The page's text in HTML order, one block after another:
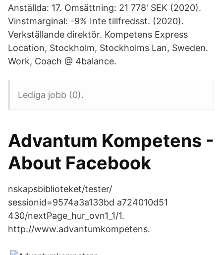
Anställda: 17. Omsättning: 21 778' SEK (2020).
Vinstmarginal: -9% Inte tillfredsst. (2020).
Verkställande direktör. Kompetens Express
Location, Stockholm, Stockholms Lan, Sweden.
Work, Coach @ 4balance.
Lediga jobb (0).
Advantum Kompetens -
About Facebook
nskapsbiblioteket/tester/
sessionid=9574a3a133bd a724010d51
430/nextPage_hur_ovn1_1/1.
http://www.advantumkompetens.